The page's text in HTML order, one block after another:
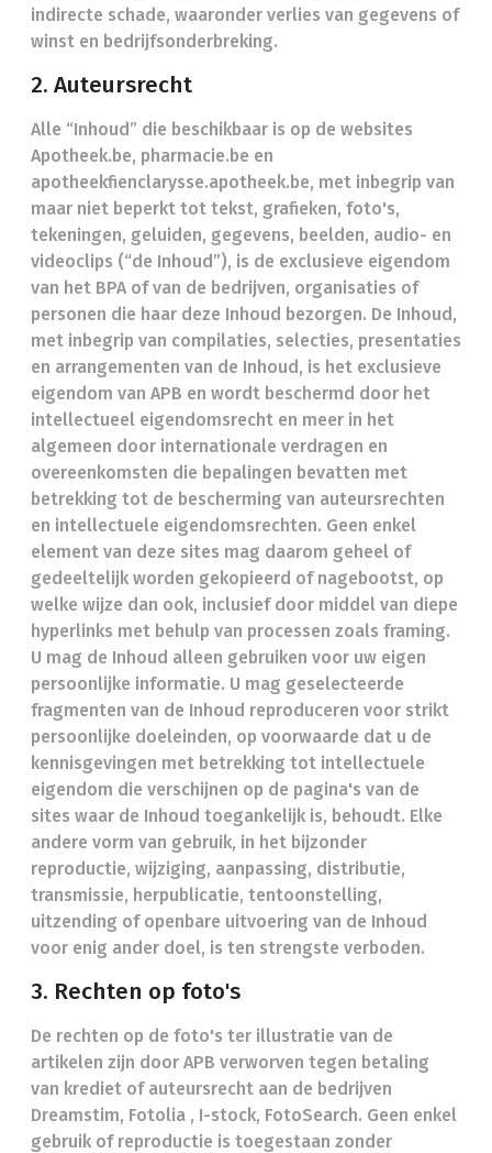
indirecte schade, waaronder verlies van gegevens of
winst en bedrijfsonderbreking.
2. Auteursrecht
Alle “Inhoud” die beschikbaar is op de websites
Apotheek.be, pharmacie.be en
apotheekfienclarysse.apotheek.be, met inbegrip van
maar niet beperkt tot tekst, grafieken, foto's,
tekeningen, geluiden, gegevens, beelden, audio- en
videoclips (“de Inhoud”), is de exclusieve eigendom
van het BPA of van de bedrijven, organisaties of
personen die haar deze Inhoud bezorgen. De Inhoud,
met inbegrip van compilaties, selecties, presentaties
en arrangementen van de Inhoud, is het exclusieve
eigendom van APB en wordt beschermd door het
intellectueel eigendomsrecht en meer in het
algemeen door internationale verdragen en
overeenkomsten die bepalingen bevatten met
betrekking tot de bescherming van auteursrechten
en intellectuele eigendomsrechten. Geen enkel
element van deze sites mag daarom geheel of
gedeeltelijk worden gekopieerd of nagebootst, op
welke wijze dan ook, inclusief door middel van diepe
hyperlinks met behulp van processen zoals framing.
U mag de Inhoud alleen gebruiken voor uw eigen
persoonlijke informatie. U mag geselecteerde
fragmenten van de Inhoud reproduceren voor strikt
persoonlijke doeleinden, op voorwaarde dat u de
kennisgevingen met betrekking tot intellectuele
eigendom die verschijnen op de pagina's van de
sites waar de Inhoud toegankelijk is, behoudt. Elke
andere vorm van gebruik, in het bijzonder
reproductie, wijziging, aanpassing, distributie,
transmissie, herpublicatie, tentoonstelling,
uitzending of openbare uitvoering van de Inhoud
voor enig ander doel, is ten strengste verboden.
3. Rechten op foto's
De rechten op de foto's ter illustratie van de
artikelen zijn door APB verworven tegen betaling
van krediet of auteursrecht aan de bedrijven
Dreamstim, Fotolia , I-stock, FotoSearch. Geen enkel
gebruik of reproductie is toegestaan zonder